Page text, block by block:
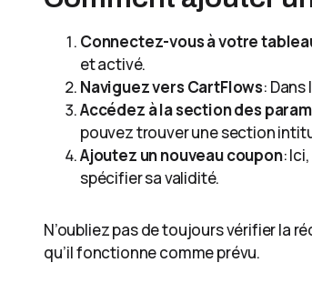
Connectez-vous à votre
et activé.
Naviguez vers CartFlows:
Accédez à la section des
pouvez trouver une section
Ajoutez un nouveau coupon:
spécifier sa validité.
N’oubliez pas de toujours vérifier la
qu’il fonctionne comme prévu.